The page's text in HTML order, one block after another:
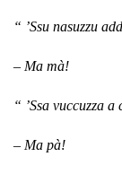
“ ’Ssu nasuzzu
– Ma mà!
“ ’Ssa vuccuzza
– Ma pà!